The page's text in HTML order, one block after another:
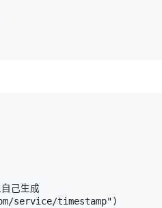
己生成
service/timestamp")